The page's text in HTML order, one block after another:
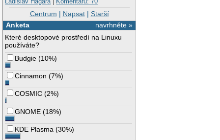
Centrum | Napsat| Starší
navrhněte »
Anketa
Které desktopové prostředí na Linuxu
používáte?
Budgie (10%)
Cinnamon (7%)
COSMIC (2%)
GNOME (18%)
KDE Plasma (30%)